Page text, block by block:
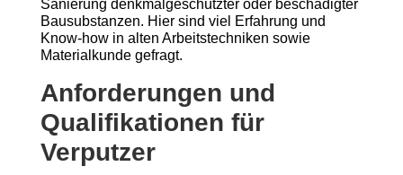
Sanierung denkmalgeschützter oder beschädigter
Bausubstanzen. Hier sind viel Erfahrung und
Know-how in alten Arbeitstechniken sowie
Materialkunde gefragt.
Anforderungen und
Qualifikationen für
Verputzer